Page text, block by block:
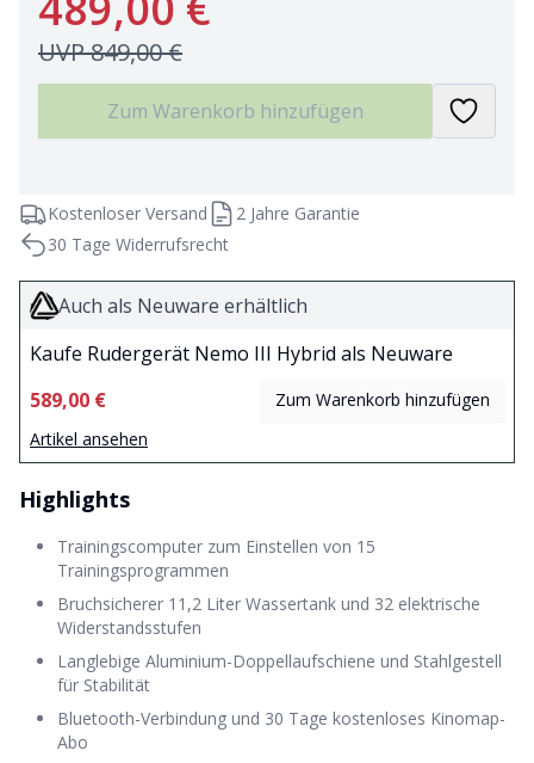
UVP849,00 €
Zum Warenkorb hinzufügen
Kostenloser Versand
2 Jahre Garantie
30 Tage Widerrufsrecht
Auch als Neuware erhältlich
Kaufe Rudergerät Nemo III Hybrid als Neuware
589,00 €
Zum Warenkorb hinzufügen
Artikel ansehen
Highlights
Trainingscomputer zum Einstellen von 15
Trainingsprogrammen
Bruchsicherer 11,2 Liter Wassertank und 32 elektrische
Widerstandsstufen
Langlebige Aluminium-Doppellaufschiene und Stahlgestell
für Stabilität
Bluetooth-Verbindung und 30 Tage kostenloses Kinomap-
Abo